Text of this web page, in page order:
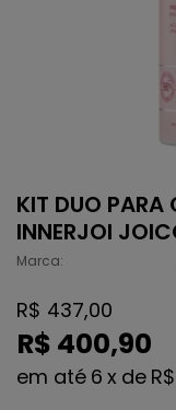
KIT DUO PARA
INNERJOI
Marca:
R$ 437,00
R$ 400,90
6 x de